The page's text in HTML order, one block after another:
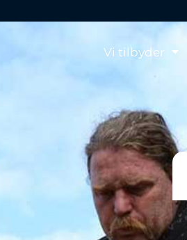
Vi tilbyder